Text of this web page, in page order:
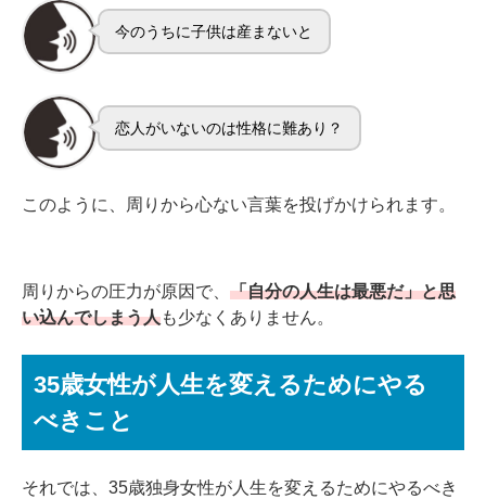
今のうちに子供は産まないと
恋人がいないのは性格に難あり？
このように、周りから心ない言葉を投げかけられます。
周りからの圧力が原因で、 「自分の人生は最悪だ」と思
い込んでしまう人も少なくありません。
35歳女性が人生を変えるためにやる
べきこと
それでは、35歳独身女性が人生を変えるためにやるべき